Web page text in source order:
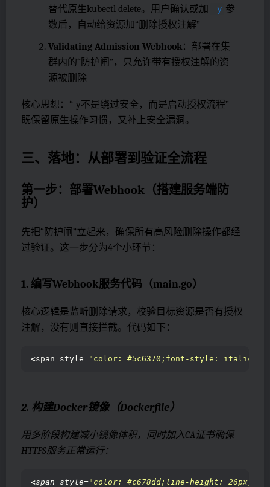
替代原生kubectl delete。用户确认或加
-y 参
数后，自动给资源加“删除授权注解”
Validating Admission Webhook：部署在集
群内的“防护闸”，只允许带有授权注解的资
源被删除
核心思想：“-y不是绕过安全，而是启动授权流程”——
既保留原生操作习惯，又补上安全漏洞。
三、落地：从部署到验证全流程
第一步：部署Webhook（搭建服务端防
护）
先把“防护闸”立起来，确保所有高风险删除操作都经
过验证。这一步分为4个小环节：
1. 编写Webhook服务代码（main.go）
核心逻辑是监听删除请求，校验目标资源是否有授权
注解，没有则直接拦截。代码如下：
<span style="color: #5c6370;font-style:
2. 构建Docker镜像（Dockerfile）
用多阶段构建减小镜像体积，同时加入CA证书确保
HTTPS服务正常运行：
<span style="color: #c678dd;line-height: 26px;"